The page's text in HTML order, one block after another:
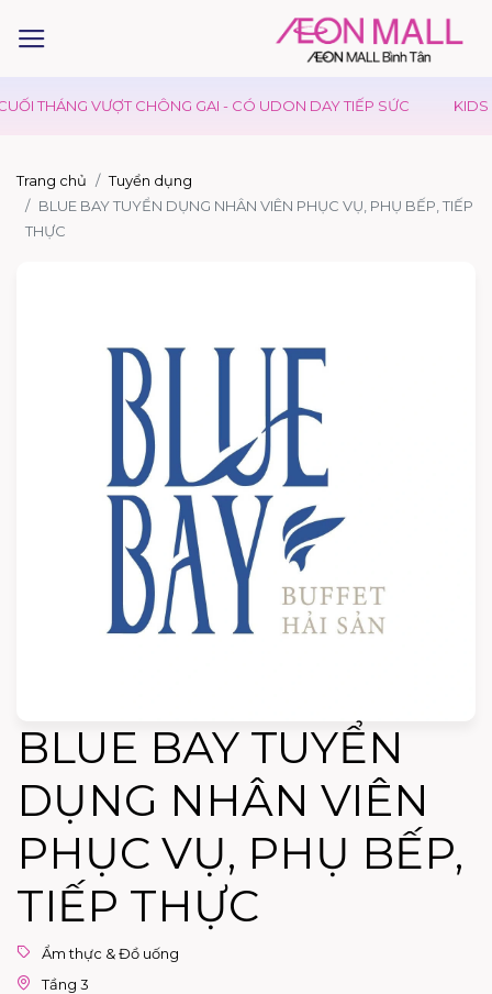
THÁNG VƯỢT CHÔNG GAI - CÓ UDON DAY TIẾP SỨC KIDS
Trang chủ
Tuyển dụng
BLUE BAY TUYỂN DỤNG NHÂN VIÊN PHỤC VỤ, PHỤ BẾP, TIẾP
THỰC
BLUE BAY TUYỂN
DỤNG NHÂN VIÊN
PHỤC VỤ, PHỤ BẾP,
TIẾP THỰC
Ẩm thực & Đồ uống
Tầng 3